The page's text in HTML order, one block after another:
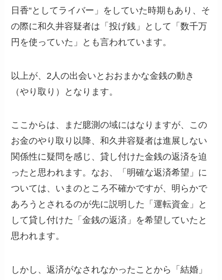
日香“としてライバー」をしていた時期もあり、そ
の際に和久井容疑者は「投げ銭」として「数千万
円を使っていた」とも言われています。
以上が、2人の出会いとおおまかな金銭の動き
（やり取り）となります。
ここからは、まだ臆測の域にはなりますが、この
お金のやり取り以降、和久井容疑者は進展しない
関係性に疑問を感じ、貸し付けた金銭の返済を迫
ったと思われます。なお、「明確な返済希望」に
ついては、いまのところ不確かですが、明らかで
あろうとされるのが先に説明した「運転資金」と
して貸し付けた「金銭の返済」を希望していたと
思われます。
しかし、返済がなされなかったことから「結婚」